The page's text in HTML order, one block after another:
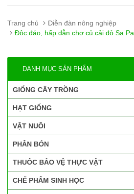
Trang chủ
Diễn đàn nông nghiệp
Độc đáo, hấp dẫn chợ củ cải đỏ Sa Pa
DANH MỤC SẢN PHẨM
GIỐNG CÂY TRỒNG
HẠT GIỐNG
VẬT NUÔI
PHÂN BÓN
THUỐC BẢO VỆ THỰC VẬT
CHẾ PHẨM SINH HỌC